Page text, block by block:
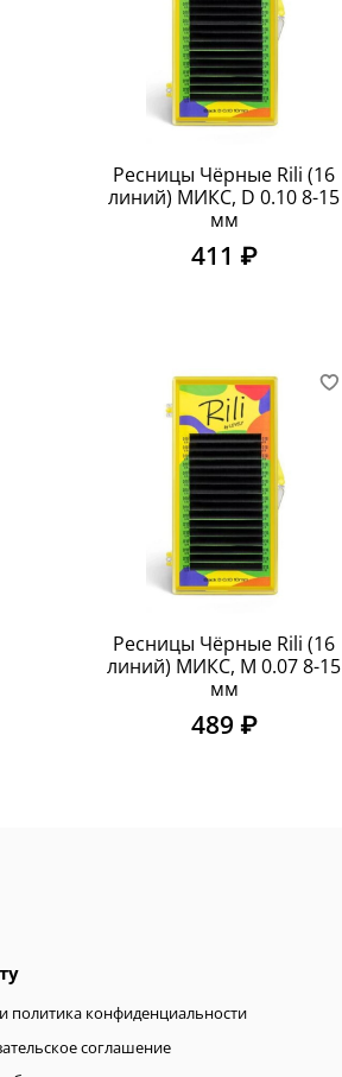
Ресницы Чёрные Rili (16
линий) МИКС, D 0.10 8-15
мм
411 ₽
Ресницы Чёрные Rili (16
линий) МИКС, M 0.07 8-15
мм
489 ₽
политика конфиденциальности
соглашение